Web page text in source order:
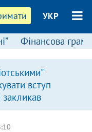
УКР
Фінансова
вступ
закликав